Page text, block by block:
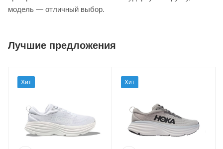
модель — отличный выбор.
Лучшие предложения
Хит Хит